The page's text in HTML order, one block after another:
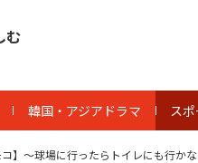
む
韓国・アジアドラマ ス
コ】〜球場に行ったらトイレにも行かな